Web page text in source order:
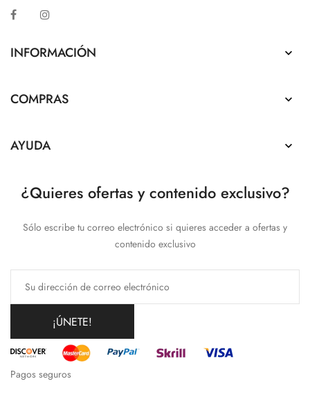
Facebook
INFORMACIÓN 
COMPRAS 
AYUDA 
¿Quieres ofertas y contenido exclusivo?
Sólo escribe tu correo electrónico si quieres acceder a ofertas y
contenido exclusivo
¡ÚNETE!
Pagos seguros